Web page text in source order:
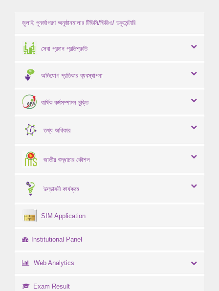
জুলাই পুনর্জাগরণ অনুষ্ঠানমালার টিভিসি/ভিডিও/ ডকুমেন্টারি
সেবা প্রদান প্রতিশ্রুতি
অভিযোগ প্রতিকার ব্যবস্থাপনা
বার্ষিক কর্মসম্পাদন চুক্তি
তথ্য অধিকার
জাতীয় শুদ্ধাচার কৌশল
উদ্ভাবনী কার্যক্রম
SIM Application
Institutional Panel
Web Analytics
Exam Result